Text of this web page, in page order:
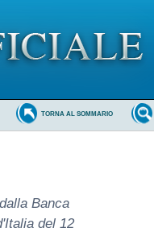
TORNA AL SOMMARIO
Banca
del 12